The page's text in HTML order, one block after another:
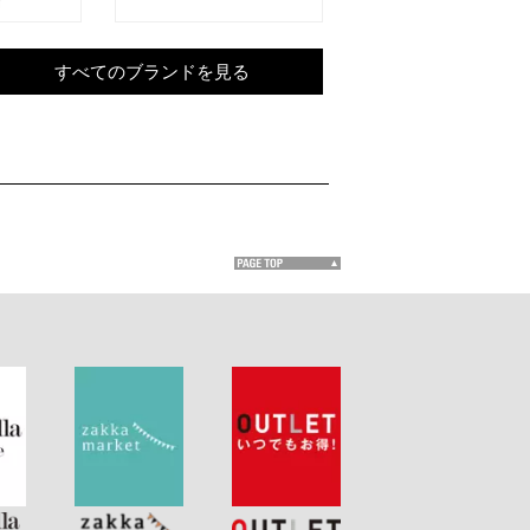
すべてのブランドを見る